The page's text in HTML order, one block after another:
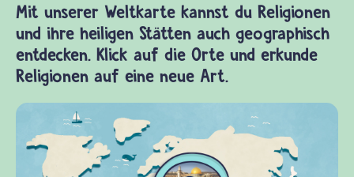
Mit unserer Weltkarte kannst du Religionen
und ihre heiligen Stätten auch geographisch
entdecken. Klick auf die Orte und erkunde
Religionen auf eine neue Art.